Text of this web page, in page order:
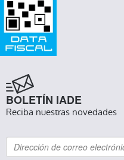
BOLETÍN IADE
Reciba nuestras novedades